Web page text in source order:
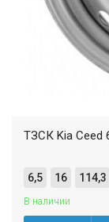
ТЗСК Kia Ceed
6,5 16 114,3
В наличии